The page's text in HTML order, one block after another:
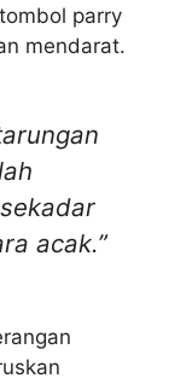
parry
mendarat.
acak.”